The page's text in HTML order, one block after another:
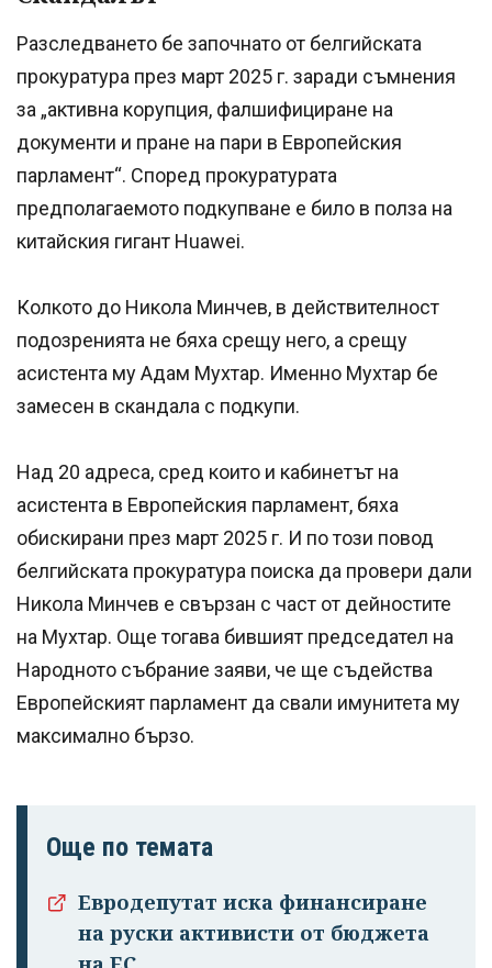
Успешно
излязохте от
Разследването бе започнато от белгийската
прокуратура през март 2025 г. заради съмнения
за „активна корупция, фалшифициране на
документи и пране на пари в Европейския
парламент“. Според прокуратурата
предполагаемото подкупване е било в полза на
китайския гигант Huawei.
Колкото до Никола Минчев, в действителност
подозренията не бяха срещу него, а срещу
асистента му Адам Мухтар. Именно Мухтар бе
замесен в скандала с подкупи.
Над 20 адреса, сред които и кабинетът на
асистента в Европейския парламент, бяха
обискирани през март 2025 г. И по този повод
белгийската прокуратура поиска да провери дали
Никола Минчев е свързан с част от дейностите
на Мухтар. Още тогава бившият председател на
Народното събрание заяви, че ще съдейства
Европейският парламент да свали имунитета му
максимално бързо.
Още по темата
Евродепутат иска финансиране
на руски активисти от бюджета